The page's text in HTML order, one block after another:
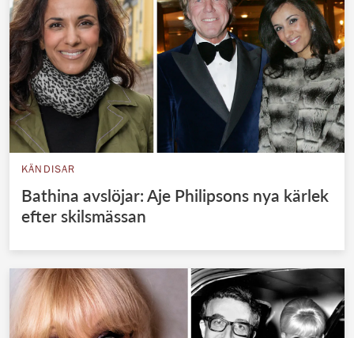
KÄNDISAR
Bathina avslöjar: Aje Philipsons nya kärlek
efter skilsmässan